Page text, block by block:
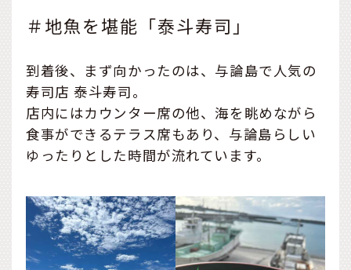
＃地魚を堪能「泰斗寿司」
到着後、まず向かったのは、与論島で人気の
寿司店 泰斗寿司。
店内にはカウンター席の他、海を眺めながら
食事ができるテラス席もあり、与論島らしい
ゆったりとした時間が流れています。